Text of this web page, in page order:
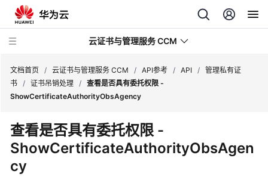
云证书与管理服务 CCM
新
动
态
服
文档首页 / 云证书与管理服务 CCM / API参考 / API / 管理私有证
书 / 证书吊销处理 / 查看是否具有委托权限 -
ShowCertificateAuthorityObsAgency
查看是否具有委托权限 -
ShowCertificateAuthorityObsAgen
cy